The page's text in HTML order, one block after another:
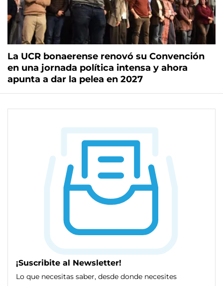
La UCR bonaerense renovó su Convención
en una jornada política intensa y ahora
apunta a dar la pelea en 2027
¡Suscribite al Newsletter!
Lo que necesitas saber, desde donde necesites